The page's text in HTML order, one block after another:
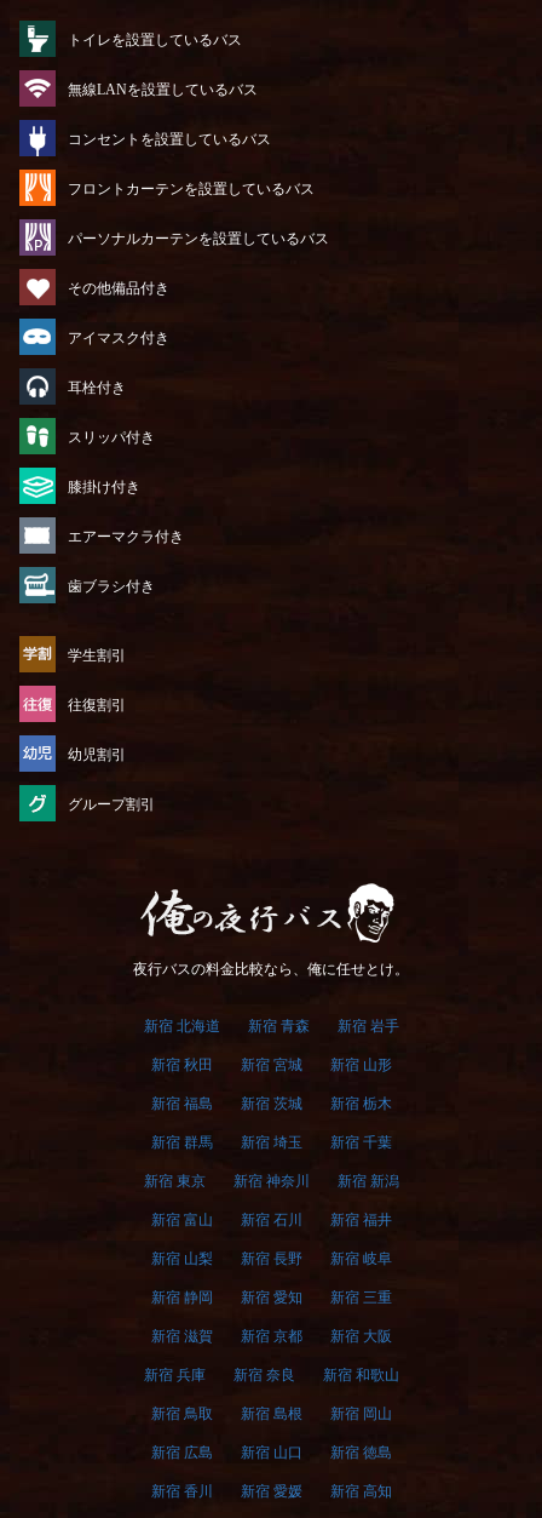
トイレを設置しているバス
無線LANを設置しているバス
コンセントを設置しているバス
フロントカーテンを設置しているバス
パーソナルカーテンを設置しているバス
その他備品付き
アイマスク付き
耳栓付き
スリッパ付き
膝掛け付き
エアーマクラ付き
歯ブラシ付き
学生割引
往復割引
幼児割引
グループ割引
俺の夜行バス
夜行バスの料金比較なら、俺に任せとけ。
新宿 北海道 新宿 青森 新宿 岩手
新宿 秋田 新宿 宮城 新宿 山形
新宿 福島 新宿 茨城 新宿 栃木
新宿 群馬 新宿 埼玉 新宿 千葉
新宿 東京 新宿 神奈川 新宿 新潟
新宿 富山 新宿 石川 新宿 福井
新宿 山梨 新宿 長野 新宿 岐阜
新宿 静岡 新宿 愛知 新宿 三重
新宿 滋賀 新宿 京都 新宿 大阪
新宿 兵庫 新宿 奈良 新宿 和歌山
新宿 鳥取 新宿 島根 新宿 岡山
新宿 広島 新宿 山口 新宿 徳島
新宿 香川 新宿 愛媛 新宿 高知